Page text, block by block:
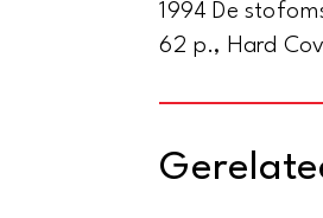
1994 De
62 p., Hard